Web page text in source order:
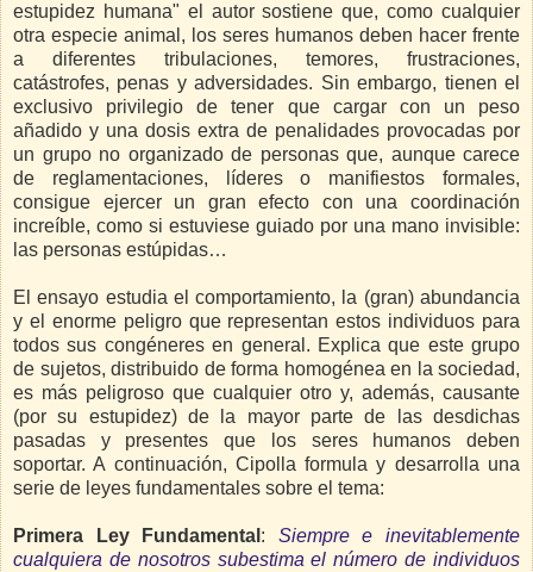
estupidez humana" el autor sostiene que, como cualquier
otra especie animal, los seres humanos deben hacer frente
a diferentes tribulaciones, temores, frustraciones,
catástrofes, penas y adversidades. Sin embargo, tienen el
exclusivo privilegio de tener que cargar con un peso
añadido y una dosis extra de penalidades provocadas por
un grupo no organizado de personas que, aunque carece
de reglamentaciones, líderes o manifiestos formales,
consigue ejercer un gran efecto con una coordinación
increíble, como si estuviese guiado por una mano invisible:
las personas estúpidas…
El ensayo estudia el comportamiento, la (gran) abundancia
y el enorme peligro que representan estos individuos para
todos sus congéneres en general. Explica que este grupo
de sujetos, distribuido de forma homogénea en la sociedad,
es más peligroso que cualquier otro y, además, causante
(por su estupidez) de la mayor parte de las desdichas
pasadas y presentes que los seres humanos deben
soportar. A continuación, Cipolla formula y desarrolla una
serie de leyes fundamentales sobre el tema:
Primera Ley Fundamental : Siempre e inevitablemente
cualquiera de nosotros subestima el número de individuos